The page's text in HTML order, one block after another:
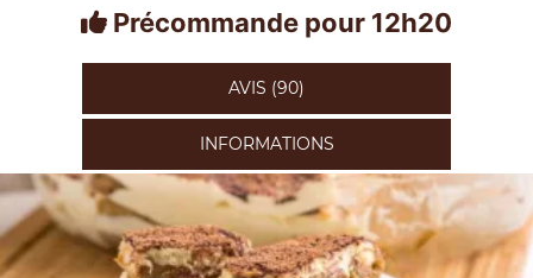
Précommande pour 12h20
AVIS (90)
INFORMATIONS